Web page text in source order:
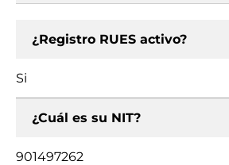
¿Registro RUES activo?
Si
¿Cuál es su NIT?
901497262